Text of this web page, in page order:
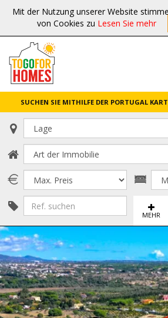
Mit der Nutzung unserer Website
von Cookies zu Lesen Sie mehr
SUCHEN SIE MITHILFE DER PORTUGAL
MEHR